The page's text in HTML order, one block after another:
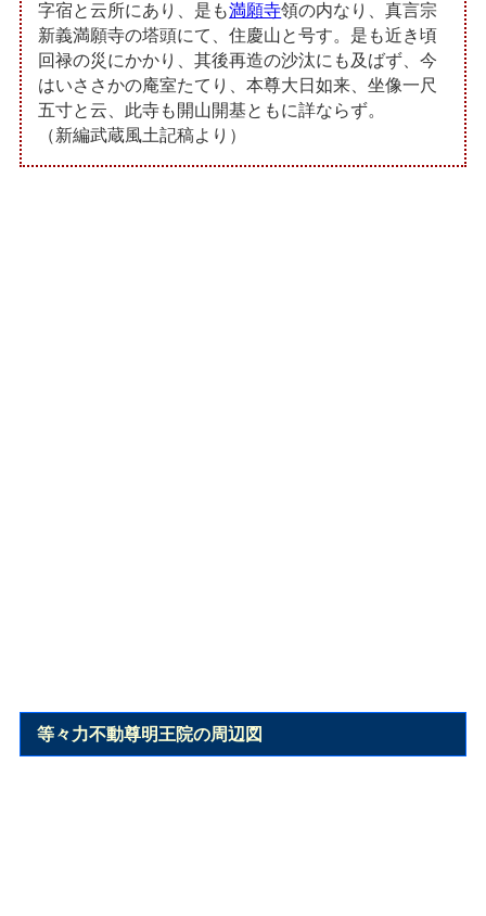
字宿と云所にあり、是も満願寺領の内なり、真言宗
新義満願寺の塔頭にて、住慶山と号す。是も近き頃
回禄の災にかかり、其後再造の沙汰にも及ばず、今
はいささかの庵室たてり、本尊大日如来、坐像一尺
五寸と云、此寺も開山開基ともに詳ならず。
（新編武蔵風土記稿より）
等々力不動尊明王院の周辺図